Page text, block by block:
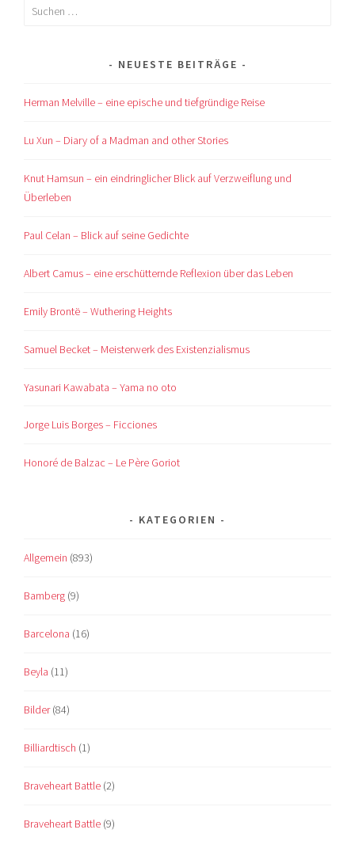
Suchen
NEUESTE BEITRÄGE
Herman Melville – eine epische und tiefgründige Reise
Lu Xun – Diary of a Madman and other Stories
Knut Hamsun – ein eindringlicher Blick auf Verzweiflung und
Überleben
Paul Celan – Blick auf seine Gedichte
Albert Camus – eine erschütternde Reflexion über das Leben
Emily Brontë – Wuthering Heights
Samuel Becket – Meisterwerk des Existenzialismus
Yasunari Kawabata – Yama no oto
Jorge Luis Borges – Ficciones
Honoré de Balzac – Le Père Goriot
KATEGORIEN
Allgemein (893)
Bamberg (9)
Barcelona (16)
Beyla (11)
Bilder(84)
Billiardtisch (1)
Braveheart Battle (2)
Braveheart Battle (9)